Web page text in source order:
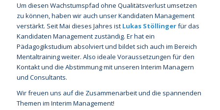
Um diesen Wachstumspfad ohne Qualitätsverlust umsetzen
zu können, haben wir auch unser Kandidaten Management
verstärkt. Seit Mai dieses Jahres ist Lukas Stöllingerfür das
Kandidaten Management zuständig. Er hat ein
Pädagogikstudium absolviert und bildet sich auch im Bereich
Mentaltraining weiter. Also ideale Voraussetzungen für den
Kontakt und die Abstimmung mit unseren Interim Managern
und Consultants.
Wir freuen uns auf die Zusammenarbeit und die spannenden
Themen im Interim Management!